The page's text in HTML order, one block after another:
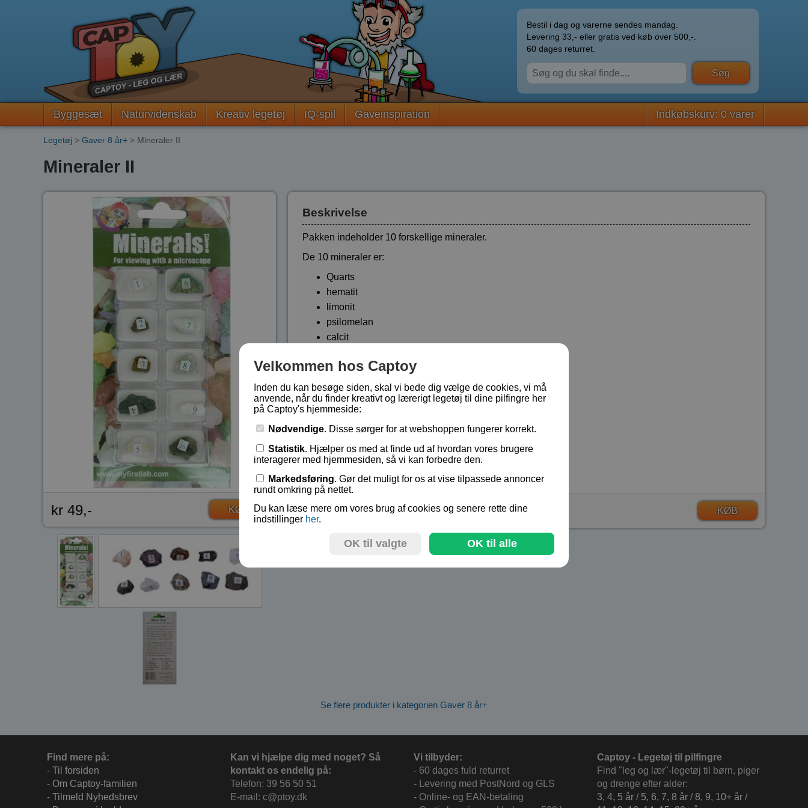
Bestil i dag og varerne sendes mandag.
Levering 33,- eller gratis ved køb over 500,-.
60 dages returret.
Byggesæt Naturvidenskab Kreativ legetøj IQ-spil Gaveinspiration Indkøbskurv: 0 varer
Legetøj > Gaver 8 år+ > Mineraler II
Mineraler II
kr 49,- KØB
Beskrivelse
Pakken indeholder 10 forskellige mineraler.
De 10 mineraler er:
Quarts
hematit
limonit
psilomelan
calcit
talc
barit
tørv.
Størrelsen af hvert stykke er ca. 1 cm x 1 cm x 1 cm.
Lagerstatus:På lager
Vare nr.:
PCA-MASM2
kr 49,- KØB
Se flere produkter i kategorien Gaver 8 år+
Find mere på:
- Til forsiden
- Om Captoy-familien
- Tilmeld Nyhedsbrev
Kan vi hjælpe dig med noget? Så
kontakt os endelig på:
Telefon: 39 56 50 51
E-mail: c@ptoy.dk
Vi tilbyder:
- 60 dages fuld returret
- Levering med PostNord og GLS
- Online- og EAN-betaling
Captoy - Legetøj til pilfingre
Find "leg og lær"-legetøj til børn, piger
og drenge efter alder:
3, 4, 5 år / 5, 6, 7, 8 år /8, 9, 10+ år /
Velkommen hos Captoy
Inden du kan besøge siden, skal vi bede dig vælge de cookies, vi må
anvende, når du finder kreativt og lærerigt legetøj til dine pilfingre her
på Captoy's hjemmeside:
Nødvendige. Disse sørger for at webshoppen fungerer korrekt.
Statistik. Hjælper os med at finde ud af hvordan vores brugere
interagerer med hjemmesiden, så vi kan forbedre den.
Markedsføring. Gør det muligt for os at vise tilpassede annoncer
rundt omkring på nettet.
Du kan læse mere om vores brug af cookies og senere rette dine
indstillinger her.
OK til valgte OK til alle